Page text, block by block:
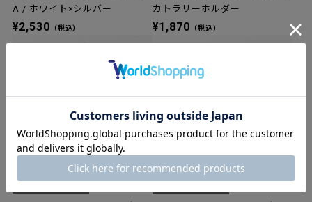
A / ホワイト×シルバー
¥2,530 （税込）
カトラリーホルダー
¥1,870 （税込）